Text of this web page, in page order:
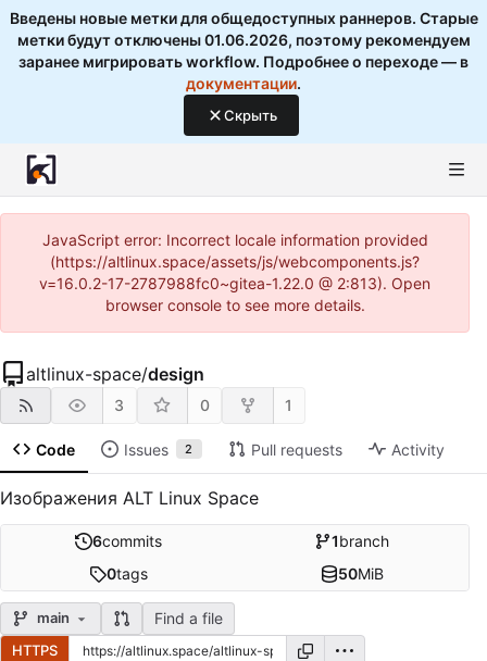
Введены новые метки для общедоступных раннеров. Старые
метки будут отключены 01.06.2026, поэтому рекомендуем
заранее мигрировать workflow. Подробнее о переходе — в
документации.
Скрыть
JavaScript error: Incorrect locale information provided
(https://altlinux.space/assets/js/webcomponents.js?
v=16.0.2-17-2787988fc0~gitea-1.22.0 @ 2:813). Open
browser console to see more details.
altlinux-space/design
3 0 1
Code Issues 2 Pull requests Activity
Изображения ALT Linux Space
6commits 1branch
0tags 50MiB
main Find a file
HTTPS